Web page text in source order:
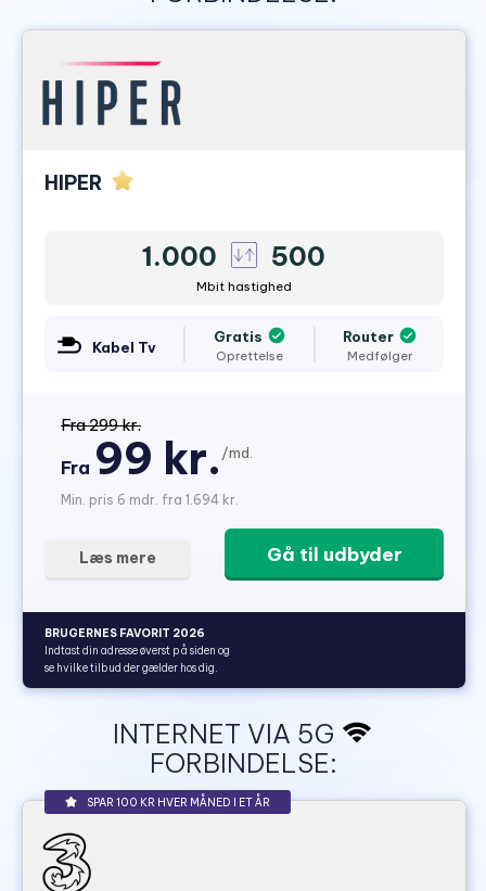
HIPER
1.000 500
Mbit hastighed
Kabel Tv
Gratis
Oprettelse
Router
Medfølger
Fra 299 kr.
Fra 99 kr. /md.
Min. pris 6 mdr. fra 1.694 kr.
Gå til udbyder
Læs mere
BRUGERNES FAVORIT 2026
Indtast din adresse øverst på siden og
se hvilke tilbud der gælder hos dig.
INTERNET VIA 5G
FORBINDELSE:
SPAR 100 KR HVER MÅNED I ET ÅR